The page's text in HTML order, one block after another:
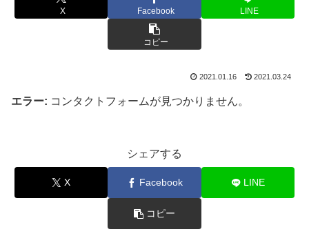
X Facebook LINE
コピー
2021.01.16 2021.03.24
エラー: コンタクトフォームが見つかりません。
シェアする
X Facebook LINE
コピー